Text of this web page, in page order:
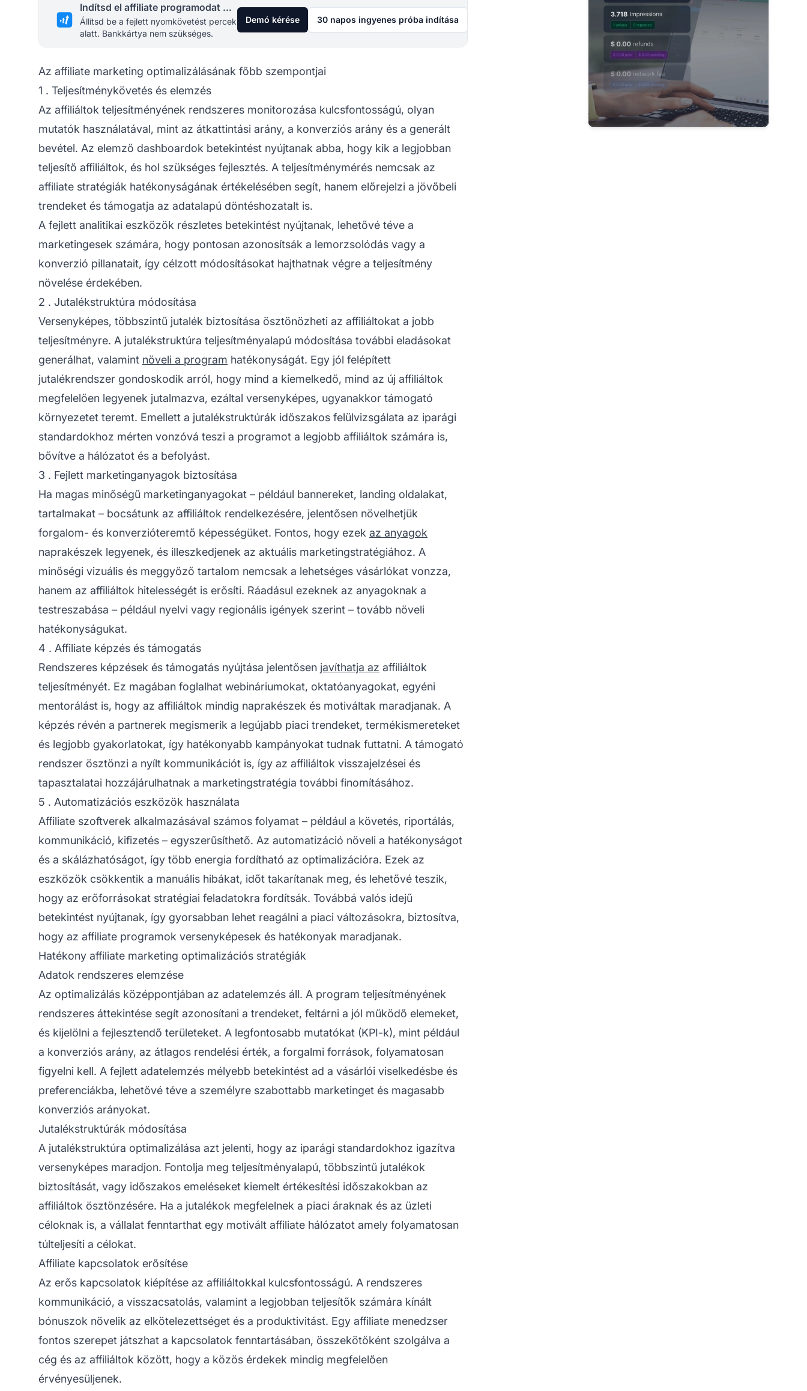
Indítsd el affiliate programodat még ma
Állítsd be a fejlett nyomkövetést percek
alatt. Bankkártya nem szükséges.
Demó kérése 30 napos ingyenes próba indítása
Az affiliate marketing optimalizálásának főbb szempontjai
1 . Teljesítménykövetés és elemzés
Az affiliáltok teljesítményének rendszeres monitorozása kulcsfontosságú, olyan
mutatók használatával, mint az átkattintási arány, a konverziós arány és a generált
bevétel. Az elemző dashboardok betekintést nyújtanak abba, hogy kik a legjobban
teljesítő affiliáltok, és hol szükséges fejlesztés. A teljesítménymérés nemcsak az
affiliate stratégiák hatékonyságának értékelésében segít, hanem előrejelzi a jövőbeli
trendeket és támogatja az adatalapú döntéshozatalt is.
A fejlett analitikai eszközök részletes betekintést nyújtanak, lehetővé téve a
marketingesek számára, hogy pontosan azonosítsák a lemorzsolódás vagy a
konverzió pillanatait, így célzott módosításokat hajthatnak végre a teljesítmény
növelése érdekében.
2 . Jutalékstruktúra módosítása
Versenyképes, többszintű jutalék biztosítása ösztönözheti az affiliáltokat a jobb
teljesítményre. A jutalékstruktúra teljesítményalapú módosítása további eladásokat
generálhat, valamint növeli a program hatékonyságát. Egy jól felépített
jutalékrendszer gondoskodik arról, hogy mind a kiemelkedő, mind az új affiliáltok
megfelelően legyenek jutalmazva, ezáltal versenyképes, ugyanakkor támogató
környezetet teremt. Emellett a jutalékstruktúrák időszakos felülvizsgálata az iparági
standardokhoz mérten vonzóvá teszi a programot a legjobb affiliáltok számára is,
bővítve a hálózatot és a befolyást.
3 . Fejlett marketinganyagok biztosítása
Ha magas minőségű marketinganyagokat – például bannereket, landing oldalakat,
tartalmakat – bocsátunk az affiliáltok rendelkezésére, jelentősen növelhetjük
forgalom- és konverzióteremtő képességüket. Fontos, hogy ezek az anyagok
naprakészek legyenek, és illeszkedjenek az aktuális marketingstratégiához. A
minőségi vizuális és meggyőző tartalom nemcsak a lehetséges vásárlókat vonzza,
hanem az affiliáltok hitelességét is erősíti. Ráadásul ezeknek az anyagoknak a
testreszabása – például nyelvi vagy regionális igények szerint – tovább növeli
hatékonyságukat.
4 . Affiliate képzés és támogatás
Rendszeres képzések és támogatás nyújtása jelentősen javíthatja az affiliáltok
teljesítményét. Ez magában foglalhat webináriumokat, oktatóanyagokat, egyéni
mentorálást is, hogy az affiliáltok mindig naprakészek és motiváltak maradjanak. A
képzés révén a partnerek megismerik a legújabb piaci trendeket, termékismereteket
és legjobb gyakorlatokat, így hatékonyabb kampányokat tudnak futtatni. A támogató
rendszer ösztönzi a nyílt kommunikációt is, így az affiliáltok visszajelzései és
tapasztalatai hozzájárulhatnak a marketingstratégia további finomításához.
5 . Automatizációs eszközök használata
Affiliate szoftverek alkalmazásával számos folyamat – például a követés, riportálás,
kommunikáció, kifizetés – egyszerűsíthető. Az automatizáció növeli a hatékonyságot
és a skálázhatóságot, így több energia fordítható az optimalizációra. Ezek az
eszközök csökkentik a manuális hibákat, időt takarítanak meg, és lehetővé teszik,
hogy az erőforrásokat stratégiai feladatokra fordítsák. Továbbá valós idejű
betekintést nyújtanak, így gyorsabban lehet reagálni a piaci változásokra, biztosítva,
hogy az affiliate programok versenyképesek és hatékonyak maradjanak.
Hatékony affiliate marketing optimalizációs stratégiák
Adatok rendszeres elemzése
Az optimalizálás középpontjában az adatelemzés áll. A program teljesítményének
rendszeres áttekintése segít azonosítani a trendeket, feltárni a jól működő elemeket,
és kijelölni a fejlesztendő területeket. A legfontosabb mutatókat (KPI-k), mint például
a konverziós arány, az átlagos rendelési érték, a forgalmi források, folyamatosan
figyelni kell. A fejlett adatelemzés mélyebb betekintést ad a vásárlói viselkedésbe és
preferenciákba, lehetővé téve a személyre szabottabb marketinget és magasabb
konverziós arányokat.
Jutalékstruktúrák módosítása
A jutalékstruktúra optimalizálása azt jelenti, hogy az iparági standardokhoz igazítva
versenyképes maradjon. Fontolja meg teljesítményalapú, többszintű jutalékok
biztosítását, vagy időszakos emeléseket kiemelt értékesítési időszakokban az
affiliáltok ösztönzésére. Ha a jutalékok megfelelnek a piaci áraknak és az üzleti
céloknak is, a vállalat fenntarthat egy motivált affiliate hálózatot amely folyamatosan
túlteljesíti a célokat.
Affiliate kapcsolatok erősítése
Az erős kapcsolatok kiépítése az affiliáltokkal kulcsfontosságú. A rendszeres
kommunikáció, a visszacsatolás, valamint a legjobban teljesítők számára kínált
bónuszok növelik az elkötelezettséget és a produktivitást. Egy affiliate menedzser
fontos szerepet játszhat a kapcsolatok fenntartásában, összekötőként szolgálva a
cég és az affiliáltok között, hogy a közös érdekek mindig megfelelően
érvényesüljenek.